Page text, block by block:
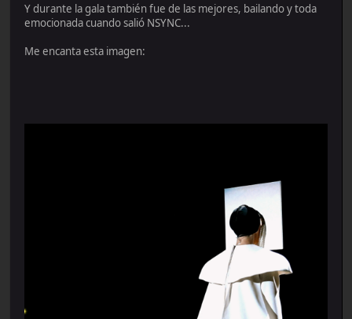
Y durante la gala también fue de las mejores, bailando y toda
emocionada cuando salió NSYNC...
Me encanta esta imagen: